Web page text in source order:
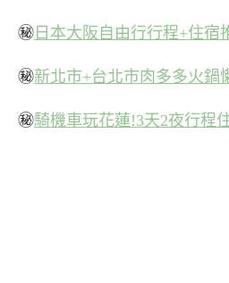
㊙ 日本大阪自由行行程+住宿
㊙新北市+台北市肉多多火鍋
㊙騎機車玩花蓮!3天2夜行程